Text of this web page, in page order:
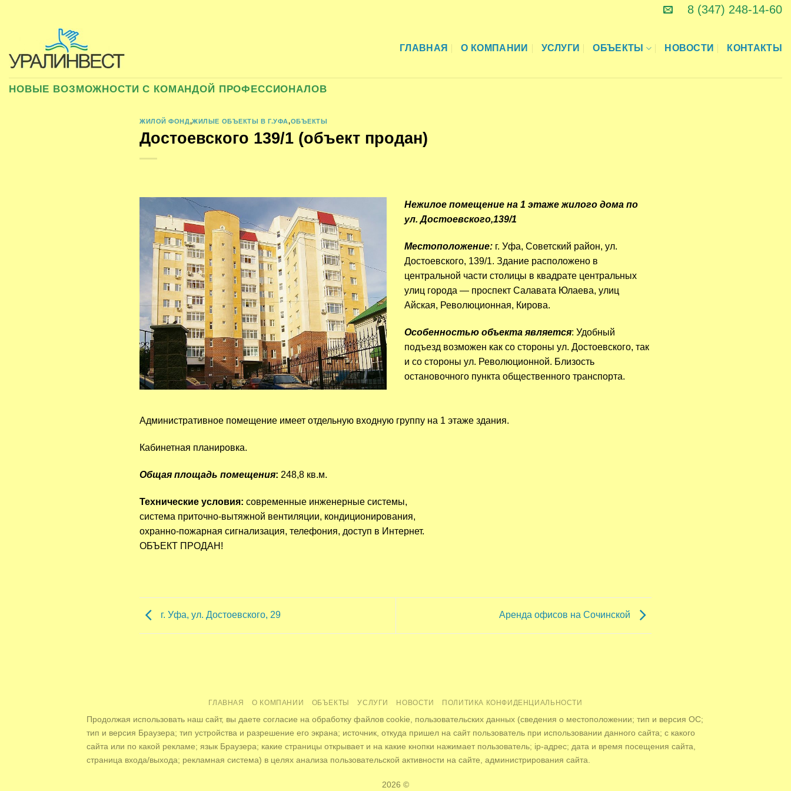
8 (347) 248-14-60
ГЛАВНАЯ О КОМПАНИИ УСЛУГИ ОБЪЕКТЫ НОВОСТИ КОНТАКТЫ
НОВЫЕ ВОЗМОЖНОСТИ С КОМАНДОЙ ПРОФЕССИОНАЛОВ
ЖИЛОЙ ФОНД,ЖИЛЫЕ ОБЪЕКТЫ В Г.УФА,ОБЪЕКТЫ
Достоевского 139/1 (объект продан)
Нежилое помещение на 1 этаже жилого дома по
ул. Достоевского,139/1
Местоположение: г. Уфа, Советский район, ул.
Достоевского, 139/1. Здание расположено в
центральной части столицы в квадрате центральных
улиц города — проспект Салавата Юлаева, улиц
Айская, Революционная, Кирова.
Особенностью объекта является: Удобный
подъезд возможен как со стороны ул. Достоевского, так
и со стороны ул. Революционной. Близость
остановочного пункта общественного транспорта.
Административное помещение имеет отдельную входную группу на 1 этаже здания.
Кабинетная планировка.
Общая площадь помещения: 248,8 кв.м.
Технические условия: современные инженерные системы,
система приточно-вытяжной вентиляции, кондиционирования,
охранно-пожарная сигнализация, телефония, доступ в Интернет.
ОБЪЕКТ ПРОДАН!
г. Уфа, ул. Достоевского, 29 Аренда офисов на Сочинской
ГЛАВНАЯ О КОМПАНИИ ОБЪЕКТЫ УСЛУГИ НОВОСТИ ПОЛИТИКА КОНФИДЕНЦИАЛЬНОСТИ
Продолжая использовать наш сайт, вы даете согласие на обработку файлов cookie, пользовательских данных (сведения о местоположении; тип и версия ОС;
тип и версия Браузера; тип устройства и разрешение его экрана; источник, откуда пришел на сайт пользователь при использовании данного сайта; с какого
сайта или по какой рекламе; язык Браузера; какие страницы открывает и на какие кнопки нажимает пользователь; ip-адрес; дата и время посещения сайта,
страница входа/выхода; рекламная система) в целях анализа пользовательской активности на сайте, администрирования сайта.
2026 ©